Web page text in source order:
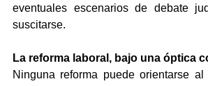
eventuales escenarios de debate
suscitarse.
La reforma laboral, bajo una óptica
Ninguna reforma puede orientarse al